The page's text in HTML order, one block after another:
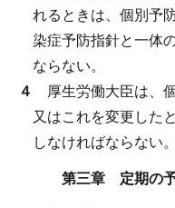
れるときは、個別予
染症予防指針と一体
ならない。
４ 厚生労働大臣は、
又はこれを変更した
しなければならない。
第三章 定期の